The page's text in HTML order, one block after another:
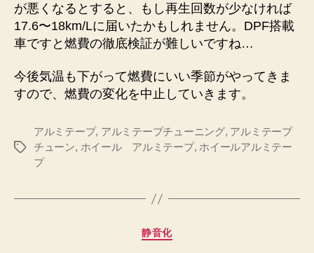
が悪くなるとすると、もし再生回数が少なければ
17.6〜18km/Lに届いたかもしれません。DPF搭載
車ですと燃費の徹底検証が難しいですね…
今後気温も下がって燃費にいい季節がやってきま
すので、燃費の変化を中止していきます。
タ
アルミテープ, アルミテープチューニング, アルミテープ
チューン, ホイール アルミテープ, ホイールアルミテー
プ
カ
静音化